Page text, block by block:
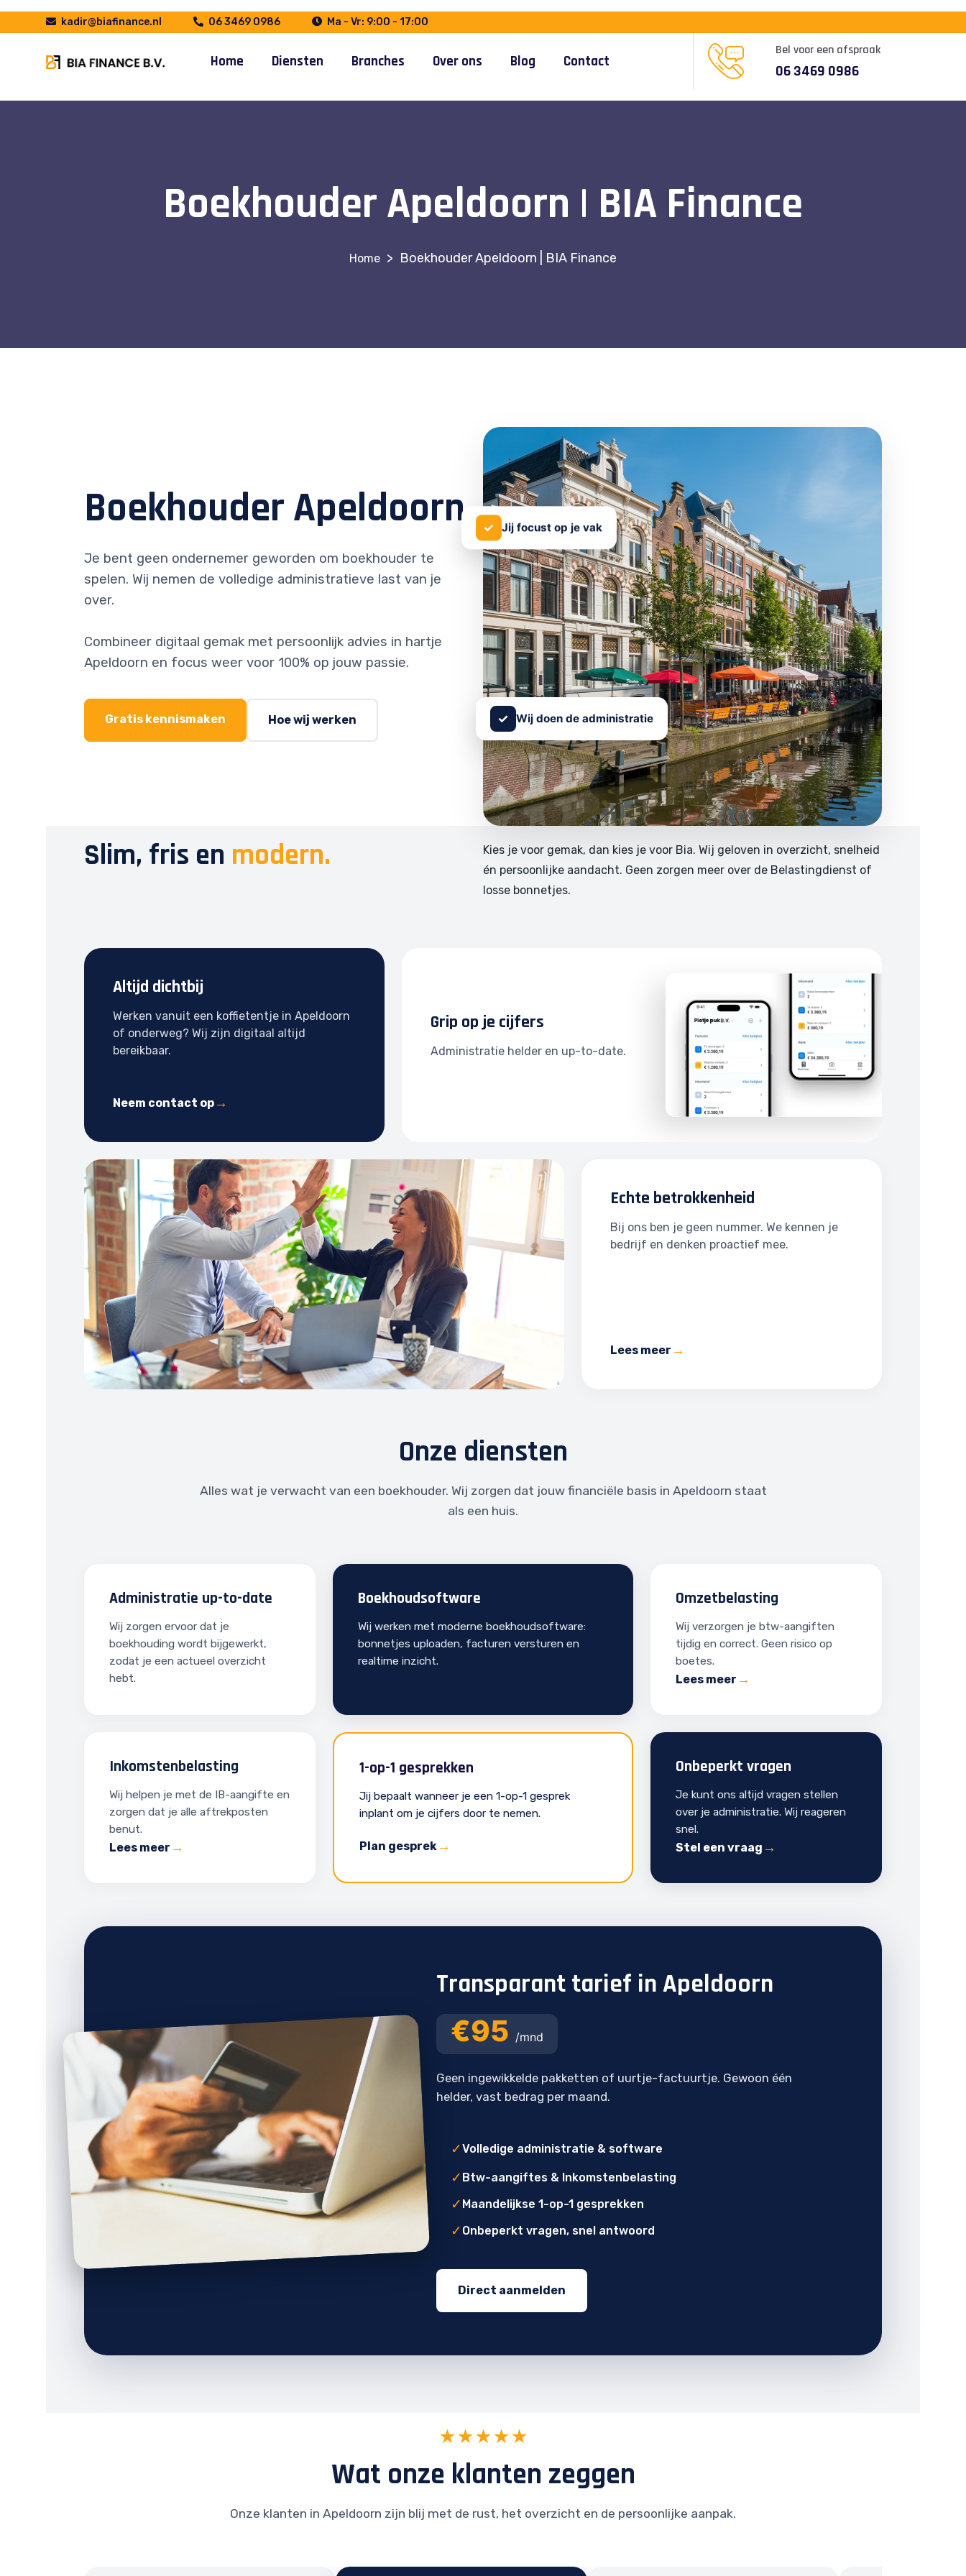
kadir@biafinance.nl 06 3469 0986 Ma - Vr: 9:00 - 17:00
Home Diensten Branches Over ons Blog Contact
Bel voor een afspraak
06 3469 0986
Boekhouder Apeldoorn | BIA Finance
> Boekhouder Apeldoorn | BIA Finance
Boekhouder Apeldoorn
Je bent geen ondernemer geworden om boekhouder te
spelen. Wij nemen de volledige administratieve last van je
over.
Combineer digitaal gemak met persoonlijk advies in hartje
Apeldoorn en focus weer voor 100% op jouw passie.
Gratis kennismaken Hoe wij werken
✓ Jij focust op je vak
✓ Wij doen de administratie
Slim, fris en modern.
Kies je voor gemak, dan kies je voor Bia. Wij geloven in overzicht, snelheid
én persoonlijke aandacht. Geen zorgen meer over de Belastingdienst of
losse bonnetjes.
Altijd dichtbij
Werken vanuit een koffietentje in Apeldoorn
of onderweg? Wij zijn digitaal altijd
bereikbaar.
Neem contact op
Grip op je cijfers
Administratie helder en up-to-date.
Echte betrokkenheid
Bij ons ben je geen nummer. We kennen je
bedrijf en denken proactief mee.
Lees meer
Onze diensten
Alles wat je verwacht van een boekhouder. Wij zorgen dat jouw financiële basis in Apeldoorn staat
als een huis.
Administratie up-to-date
Wij zorgen ervoor dat je
boekhouding wordt bijgewerkt,
zodat je een actueel overzicht
hebt.
Boekhoudsoftware
Wij werken met moderne boekhoudsoftware:
bonnetjes uploaden, facturen versturen en
realtime inzicht.
Omzetbelasting
Wij verzorgen je btw-aangiften
tijdig en correct. Geen risico op
boetes.
Lees meer
Inkomstenbelasting
Wij helpen je met de IB-aangifte en
zorgen dat je alle aftrekposten
benut.
Lees meer
1-op-1 gesprekken
Jij bepaalt wanneer je een 1-op-1 gesprek
inplant om je cijfers door te nemen.
Plan gesprek
Onbeperkt vragen
Je kunt ons altijd vragen stellen
over je administratie. Wij reageren
snel.
Stel een vraag
Transparant tarief in Apeldoorn
€95 /mnd
Geen ingewikkelde pakketten of uurtje-factuurtje. Gewoon één
helder, vast bedrag per maand.
✓Volledige administratie & software
✓ Btw-aangiftes & Inkomstenbelasting
✓ Maandelijkse 1-op-1 gesprekken
✓ Onbeperkt vragen, snel antwoord
Direct aanmelden
★★★★★
Wat onze klanten zeggen
Onze klanten in Apeldoorn zijn blij met de rust, het overzicht en de persoonlijke aanpak.